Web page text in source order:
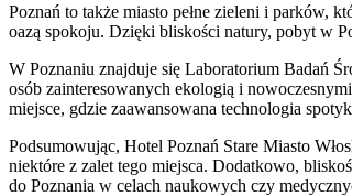
Poznań to także miasto pełne zieleni i parków,
oazą spokoju. Dzięki bliskości natury, pobyt w
W Poznaniu znajduje się Laboratorium Badań
osób zainteresowanych ekologią i
miejsce, gdzie zaawansowana technologia
Podsumowując, Hotel Poznań Stare Miasto
niektóre z zalet tego miejsca. Dodatkowo,
do Poznania w celach naukowych czy